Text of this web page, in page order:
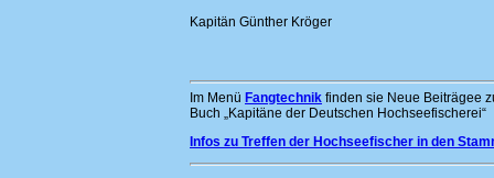
Kapitän Günther Kröger
Im Menü Fangtechnik finden sie Neue Beiträgee
Buch „Kapitäne der Deutschen Hochseefischerei“
Infos zu Treffen der Hochseefischer in den